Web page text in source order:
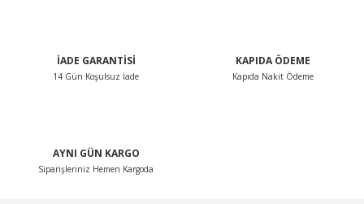
İADE GARANTİSİ
14 Gün Koşulsuz İade
KAPIDA ÖDEME
Kapıda Nakit Ödeme
AYNI GÜN KARGO
Siparişleriniz Hemen Kargoda